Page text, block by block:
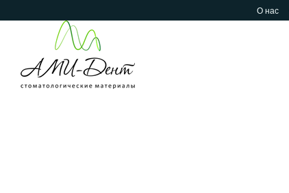
О нас